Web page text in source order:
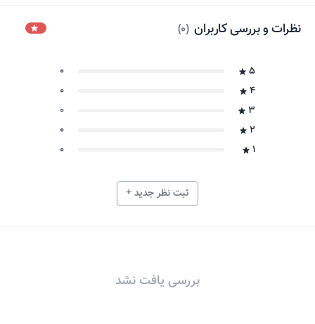
نظرات و بررسی کاربران (
0
)
5
0
4
0
3
0
2
0
1
0
ثبت نظر جدید +
بررسی یافت نشد